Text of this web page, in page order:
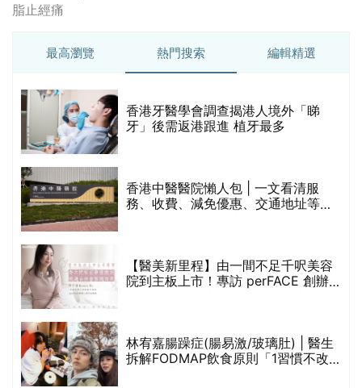
脂止經痛
最高瀏覽 熱門搜索 編輯精選
香港牙醫學會調查揭港人境外「睇
牙」後需返港跟進 植牙最多
香港中醫醫院懶人包 | 一文看清服
務、收費、減免優惠、交通地址等
【醫美新里程】由一間不足千呎美容
院到主板上市！專訪 perFACE 創辦
林宥嘉腸躁症(腸易激/玻璃肚) | 醫生
拆解FODMAP飲食原則「1習慣不改